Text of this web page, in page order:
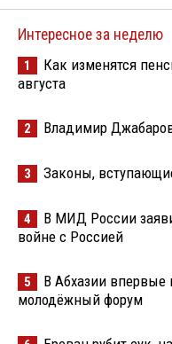
Интересное за неделю
1
Как изменятся
августа
2 Владимир
3 Законы,
4
В МИД России
войне с Россией
5
В Абхазии
молодёжный форум